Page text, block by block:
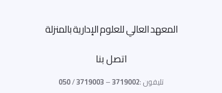
المعهد العالي للعلوم الإدارية بالمنزلة
اتصل بنا
تليفون :3719002
–
3719003
/
050